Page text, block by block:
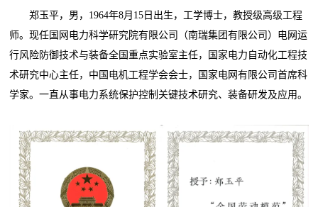
郑玉平，男，1964年8月15日出生，工学博士，教授级高级工程
师。现任国网电力科学研究院有限公司（南瑞集团有限公司）电网运
行风险防御技术与装备全国重点实验室主任，国家电力自动化工程技
术研究中心主任，中国电机工程学会会士，国家电网有限公司首席科
学家。一直从事电力系统保护控制关键技术研究、装备研发及应用。